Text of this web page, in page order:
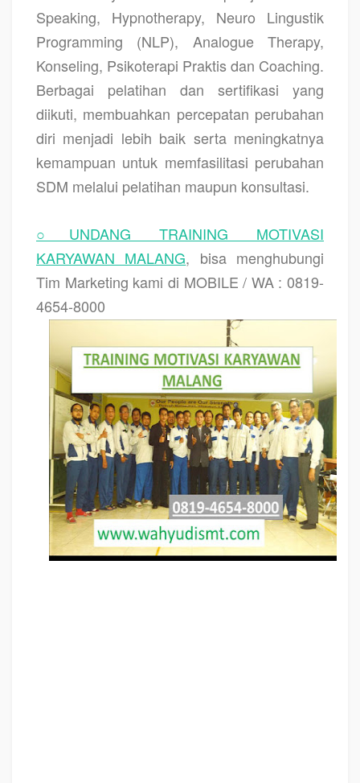
Speaking, Hypnotherapy, Neuro Lingustik
Programming (NLP), Analogue Therapy,
Konseling, Psikoterapi Praktis dan Coaching.
Berbagai pelatihan dan sertifikasi yang
diikuti, membuahkan percepatan perubahan
diri menjadi lebih baik serta meningkatnya
kemampuan untuk memfasilitasi perubahan
SDM melalui pelatihan maupun konsultasi.
○UNDANG TRAINING MOTIVASI
KARYAWAN MALANG, bisa menghubungi
Tim Marketing kami di MOBILE / WA : 0819-
4654-8000